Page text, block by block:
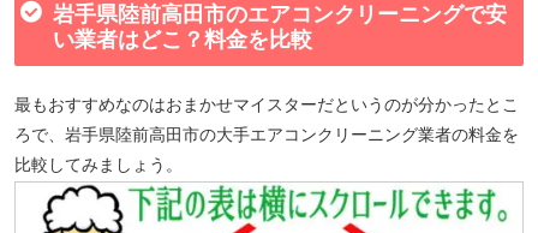
岩手県陸前高田市のエアコンクリーニングで安
い業者はどこ？料金を比較
最もおすすめなのはおまかせマイスターだというのが分かったとこ
ろで、岩手県陸前高田市の大手エアコンクリーニング業者の料金を
比較してみましょう。